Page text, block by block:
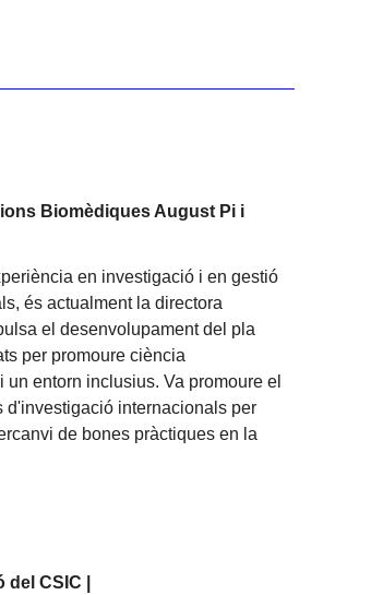
Biomèdiques August Pi i
en investigació i en gestió
és actualment la directora
el desenvolupament del pla
per promoure ciència
un entorn inclusius. Va promoure el
d'investigació internacionals per
de bones pràctiques en la
CSIC |